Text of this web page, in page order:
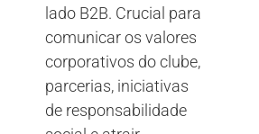
lado B2B. Crucial para
comunicar os valores
corporativos do clube,
parcerias, iniciativas
de responsabilidade